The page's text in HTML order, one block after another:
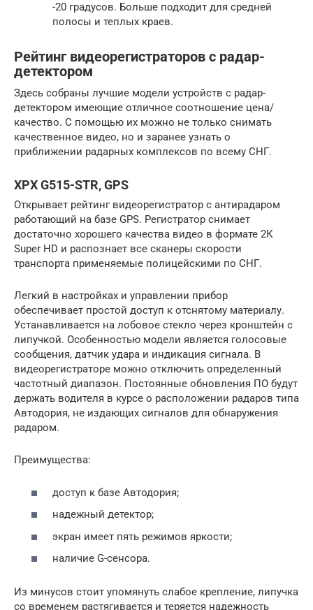
-20 градусов. Больше подходит для средней
полосы и теплых краев.
Рейтинг видеорегистраторов с радар-
детектором
Здесь собраны лучшие модели устройств с радар-
детектором имеющие отличное соотношение цена/
качество. С помощью их можно не только снимать
качественное видео, но и заранее узнать о
приближении радарных комплексов по всему СНГ.
XPX G515-STR, GPS
Открывает рейтинг видеорегистратор с антирадаром
работающий на базе GPS. Регистратор снимает
достаточно хорошего качества видео в формате 2К
Super HD и распознает все сканеры скорости
транспорта применяемые полицейскими по СНГ.
Легкий в настройках и управлении прибор
обеспечивает простой доступ к отснятому материалу.
Устанавливается на лобовое стекло через кронштейн с
липучкой. Особенностью модели является голосовые
сообщения, датчик удара и индикация сигнала. В
видеорегистраторе можно отключить определенный
частотный диапазон. Постоянные обновления ПО будут
держать водителя в курсе о расположении радаров типа
Автодория, не издающих сигналов для обнаружения
радаром.
Преимущества:
доступ к базе Автодория;
надежный детектор;
экран имеет пять режимов яркости;
наличие G-сенсора.
Из минусов стоит упомянуть слабое крепление, липучка
со временем растягивается и теряется надежность